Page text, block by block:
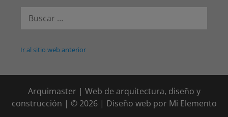
Ir al sitio web anterior
Arquimaster | Web de arquitectura, diseño y
construcción | © 2026 | Diseño web por Mi Elemento